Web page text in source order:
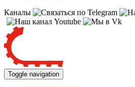
Каналы
Toggle navigation